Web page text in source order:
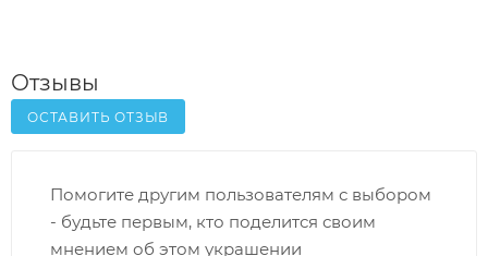
Отзывы
ОСТАВИТЬ ОТЗЫВ
Помогите другим пользователям с выбором
- будьте первым, кто поделится своим
мнением об этом украшении